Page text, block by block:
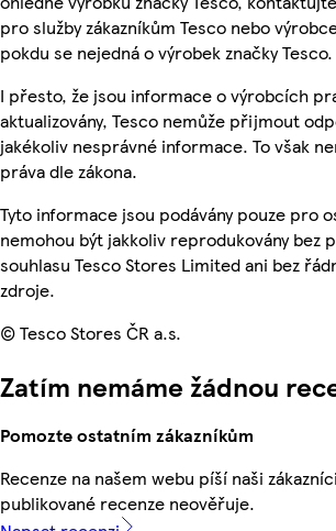
pro služby zákazníkům Tesco nebo
pokdu se nejedná o výrobek značky Tesco.
I přesto, že jsou informace o výrobcích
aktualizovány, Tesco nemůže přijmout
jakékoliv nesprávné informace. To však
práva dle zákona.
Tyto informace jsou podávány pouze pro
nemohou být jakkoliv reprodukovány bez
souhlasu Tesco Stores Limited ani bez
zdroje.
© Tesco Stores ČR a.s.
Zatím nemáme žádnou
Pomozte ostatním zákazníkům
Recenze na našem webu píší naši
publikované recenze neověřuje.